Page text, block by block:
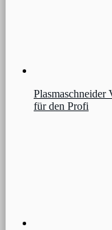
für den Profi